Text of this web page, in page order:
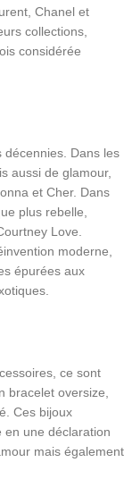
Chanel et
collections,
considérée
décennies. Dans les
aussi de glamour,
et Cher. Dans
plus rebelle,
Love.
moderne,
épurées aux
ce sont
bracelet oversize,
Ces bijoux
en une déclaration
mais également